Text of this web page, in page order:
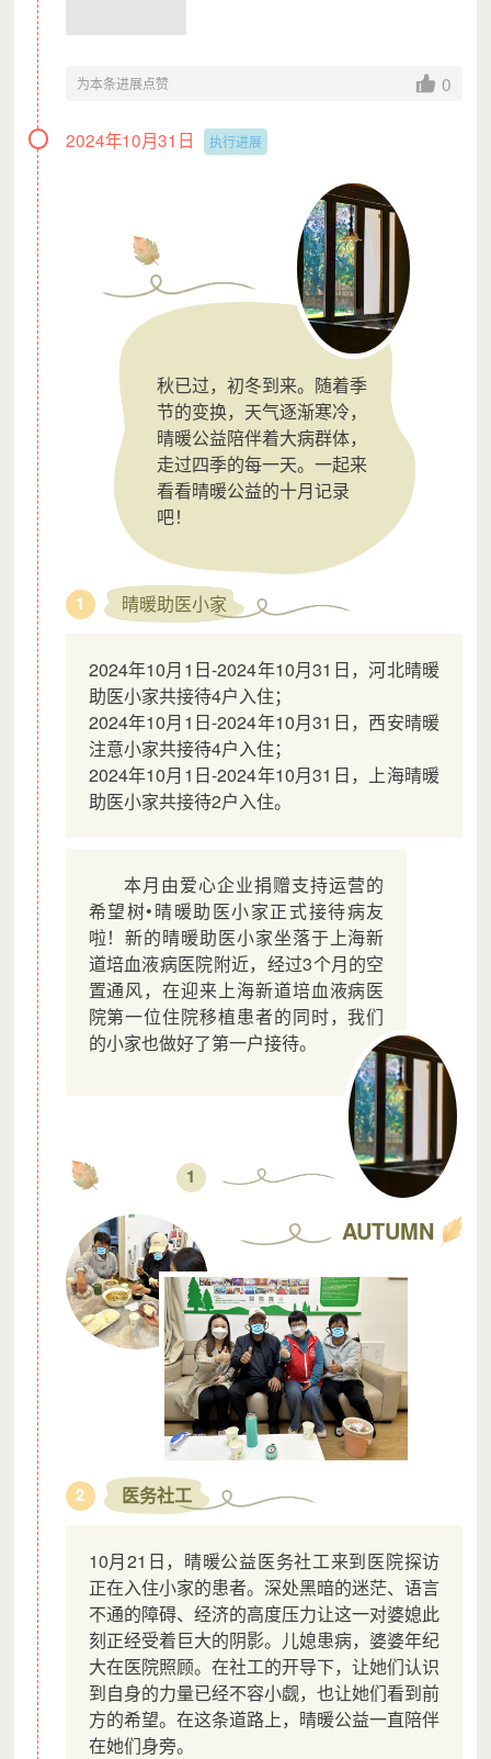
为本条进展点赞 0
2024年10月31日 执行进展
秋已过，初冬到来。随着季
节的变换，天气逐渐寒冷，
晴暖公益陪伴着大病群体，
走过四季的每一天。一起来
看看晴暖公益的十月记录
吧！
1 晴暖助医小家
2024年10月1日-2024年10月31日，河北晴暖
助医小家共接待4户入住；
2024年10月1日-2024年10月31日，西安晴暖
注意小家共接待4户入住；
2024年10月1日-2024年10月31日，上海晴暖
助医小家共接待2户入住。
本月由爱心企业捐赠支持运营的
希望树•晴暖助医小家正式接待病友
啦！新的晴暖助医小家坐落于上海新
道培血液病医院附近，经过3个月的空
置通风，在迎来上海新道培血液病医
院第一位住院移植患者的同时，我们
的小家也做好了第一户接待。
1
AUTUMN
2 医务社工
10月21日，晴暖公益医务社工来到医院探访
正在入住小家的患者。深处黑暗的迷茫、语言
不通的障碍、经济的高度压力让这一对婆媳此
刻正经受着巨大的阴影。儿媳患病，婆婆年纪
大在医院照顾。在社工的开导下，让她们认识
到自身的力量已经不容小觑，也让她们看到前
方的希望。在这条道路上，晴暖公益一直陪伴
在她们身旁。